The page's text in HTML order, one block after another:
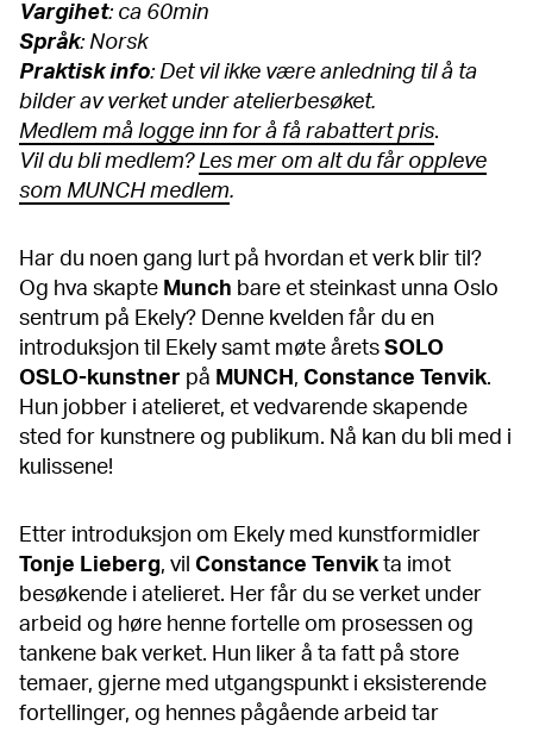
Vargihet: ca 60min
Språk: Norsk
Praktisk info: Det vil ikke være anledning til å ta
bilder av verket under atelierbesøket.
Medlem må logge inn for å få rabattert pris.
Vil du bli medlem?Les mer om alt du får oppleve
som MUNCH medlem.
Har du noen gang lurt på hvordan et verk blir til?
Og hva skapte Munch bare et steinkast unna Oslo
sentrum på Ekely? Denne kvelden får du en
introduksjon til Ekely samt møte årets SOLO
OSLO-kunstner på MUNCH , Constance Tenvik.
Hun jobber i atelieret, et vedvarende skapende
sted for kunstnere og publikum. Nå kan du bli med i
kulissene!
Etter introduksjon om Ekely med kunstformidler
Tonje Lieberg, vil Constance Tenvikta imot
besøkende i atelieret. Her får du se verket under
arbeid og høre henne fortelle om prosessen og
tankene bak verket. Hun liker å ta fatt på store
temaer, gjerne med utgangspunkt i eksisterende
fortellinger, og hennes pågående arbeid tar